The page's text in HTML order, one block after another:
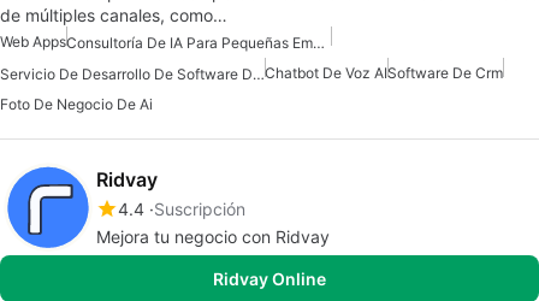
de múltiples canales, como…
Web Apps
Consultoría De IA Para Pequeñas Empresas
Servicio De Desarrollo De Software De IAChatbot De Voz AISoftware De Crm
Foto De Negocio De Ai
Ridvay
4.4 Suscripción
Mejora tu negocio con Ridvay
Ridvay Online